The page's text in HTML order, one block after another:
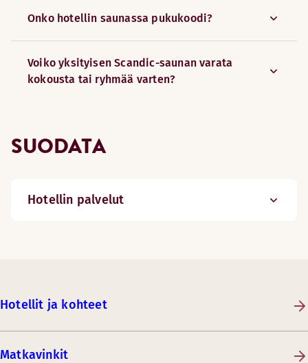
Onko hotellin saunassa pukukoodi?
Voiko yksityisen Scandic-saunan varata
kokousta tai ryhmää varten?
SUODATA
Hotellin palvelut
Hotellit ja kohteet
Matkavinkit